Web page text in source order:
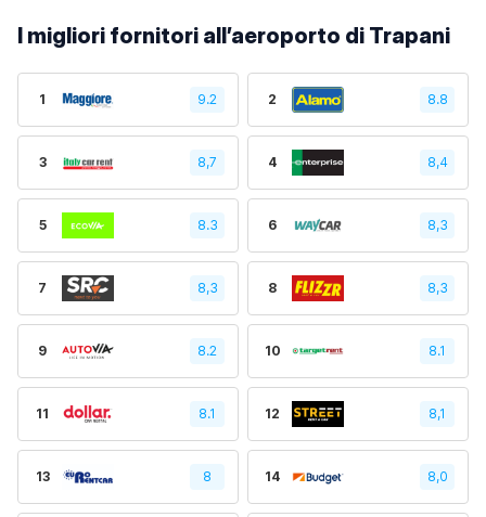
I migliori fornitori all’aeroporto di Trapani
1 9.2 2 8.8
3 8,7 4 8,4
5 8.3 6 8,3
7 8,3 8 8,3
9 8.2 10 8.1
11 8.1 12 8,1
13 8 14 8,0